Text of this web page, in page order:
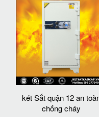
két Sắt quận 12 an
chống cháy